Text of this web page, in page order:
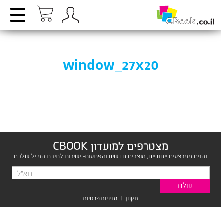
window_27x20
מצטרפים למועדון CBOOK
נהנים ממבצעים ייחודיים, מוצרים חדשים והפתעות- ישירות לתיבת המייל שלכם
תקנון | מדיניות פרטיות